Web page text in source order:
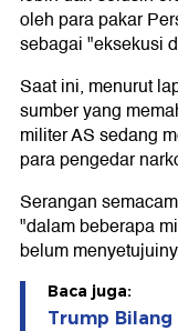
oleh para pakar
sebagai "eksekusi
Saat ini, menurut
sumber yang
militer AS sedang
para pengedar
Serangan
"dalam beberapa
belum
Baca juga:
Trump Bilang